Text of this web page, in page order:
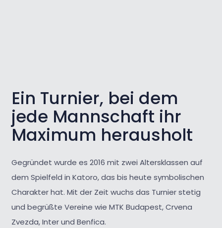
Ein Turnier, bei dem
jede Mannschaft ihr
Maximum herausholt
Gegründet wurde es 2016 mit zwei Altersklassen auf
dem Spielfeld in Katoro, das bis heute symbolischen
Charakter hat. Mit der Zeit wuchs das Turnier stetig
und begrüßte Vereine wie MTK Budapest, Crvena
Zvezda, Inter und Benfica.